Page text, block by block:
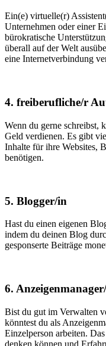
Ein(e) virtuelle(r)
Unternehmen oder einer
bürokratische
überall auf der Welt
eine Internetverbindung
4. freiberufliche/r
Wenn du gerne schreibst,
Geld verdienen. Es gibt
Inhalte für ihre Websites,
benötigen.
5. Blogger/in
Hast du einen eigenen
indem du deinen Blog
gesponserte Beiträge
6.
Bist du gut im Verwalten
könntest du als
Einzelperson arbeiten.
denken können und